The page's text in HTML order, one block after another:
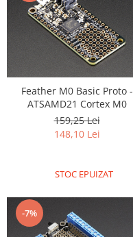
Feather M0 Basic Proto -
ATSAMD21 Cortex M0
159,25 Lei
148,10 Lei
STOC EPUIZAT
-7%